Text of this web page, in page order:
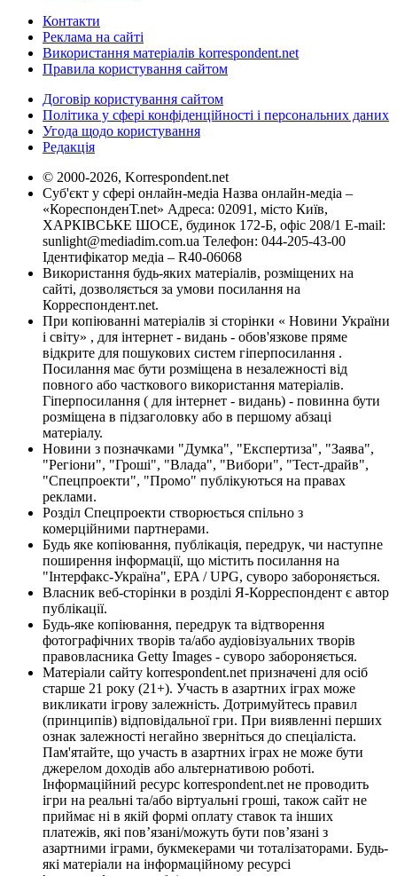
Контакти
Реклама на сайті
Використання матеріалів korrespondent.net
Правила користування сайтом
Договір користування сайтом
Політика у сфері конфіденційності і персональних даних
Угода щодо користування
Редакція
© 2000-2026, Korrespondent.net
Суб'єкт у сфері онлайн-медіа Назва онлайн-медіа –
«КореспонденТ.net» Адреса: 02091, місто Київ,
ХАРКІВСЬКЕ ШОСЕ, будинок 172-Б, офіс 208/1 E-mail:
sunlight@mediadim.com.ua Телефон: 044-205-43-00
Ідентифікатор медіа – R40-06068
Використання будь-яких матеріалів, розміщених на
сайті, дозволяється за умови посилання на
Корреспондент.net.
При копіюванні матеріалів зі сторінки « Новини України
і світу» , для інтернет - видань - обов'язкове пряме
відкрите для пошукових систем гіперпосилання .
Посилання має бути розміщена в незалежності від
повного або часткового використання матеріалів.
Гіперпосилання ( для інтернет - видань) - повинна бути
розміщена в підзаголовку або в першому абзаці
матеріалу.
Новини з позначками "Думка", "Експертиза", "Заява",
"Регіони", "Гроші", "Влада", "Вибори", "Тест-драйв",
"Спецпроекти", "Промо" публікуються на правах
реклами.
Розділ Спецпроекти створюється спільно з
комерційними партнерами.
Будь яке копіювання, публікація, передрук, чи наступне
поширення інформації, що містить посилання на
"Інтерфакс-Україна", EPA / UPG, суворо забороняється.
Власник веб-сторінки в розділі Я-Корреспондент є автор
публікації.
Будь-яке копіювання, передрук та відтворення
фотографічних творів та/або аудіовізуальних творів
правовласника Getty Images - суворо забороняється.
Матеріали сайту korrespondent.net призначені для осіб
старше 21 року (21+). Участь в азартних іграх може
викликати ігрову залежність. Дотримуйтесь правил
(принципів) відповідальної гри. При виявленні перших
ознак залежності негайно зверніться до спеціаліста.
Пам'ятайте, що участь в азартних іграх не може бути
джерелом доходів або альтернативою роботі.
Інформаційний ресурс korrespondent.net не проводить
ігри на реальні та/або віртуальні гроші, також сайт не
приймає ні в якій формі оплату ставок та інших
платежів, які пов’язані/можуть бути пов’язані з
азартними іграми, букмекерами чи тоталізаторами. Будь-
які матеріали на інформаційному ресурсі